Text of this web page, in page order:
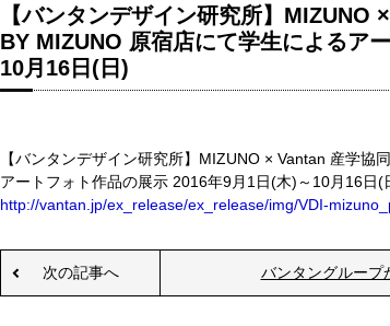
【バンタンデザイン研究所】
BY MIZUNO 原宿店にて学生によるア
10月16日(日)
【バンタンデザイン研究所】MIZUNO × Vantan 産学
アートフォト作品の展示 2016年9月1日(木)～10月16日(
http://vantan.jp/ex_release/ex_release/img/VDI-
次の記事へ バンタングループ